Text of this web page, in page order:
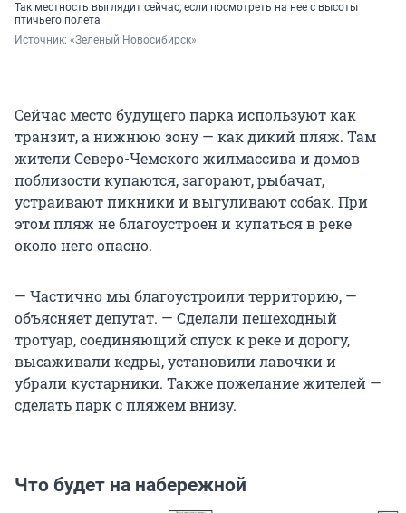
Так местность выглядит сейчас, если посмотреть на нее с высоты
птичьего полета
Источник: «Зеленый Новосибирск»
Сейчас место будущего парка используют как
транзит, а нижнюю зону — как дикий пляж. Там
жители Северо-Чемского жилмассива и домов
поблизости купаются, загорают, рыбачат,
устраивают пикники и выгуливают собак. При
этом пляж не благоустроен и купаться в реке
около него опасно.
— Частично мы благоустроили территорию, —
объясняет депутат. — Сделали пешеходный
тротуар, соединяющий спуск к реке и дорогу,
высаживали кедры, установили лавочки и
убрали кустарники. Также пожелание жителей —
сделать парк с пляжем внизу.
Что будет на набережной